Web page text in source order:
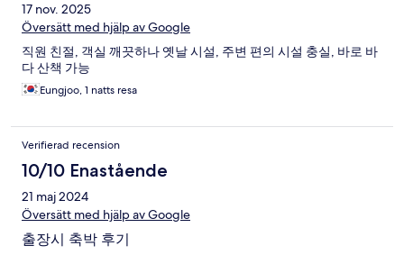
17 nov. 2025
Översätt med hjälp av Google
직원 친절, 객실 깨끗하나 옛날 시설, 주변 편의 시설 충실, 바로 바
다 산책 가능
Eungjoo, 1 natts resa
Verifierad recension
10/10 Enastående
21 maj 2024
Översätt med hjälp av Google
출장시 축박 후기